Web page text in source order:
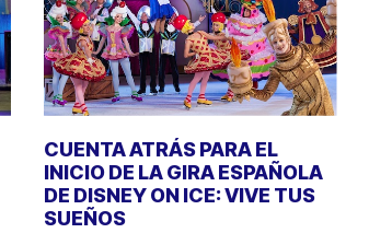
CUENTA ATRÁS PARA EL
INICIO DE LA GIRA ESPAÑOLA
DE DISNEY ON ICE: VIVE TUS
SUEÑOS